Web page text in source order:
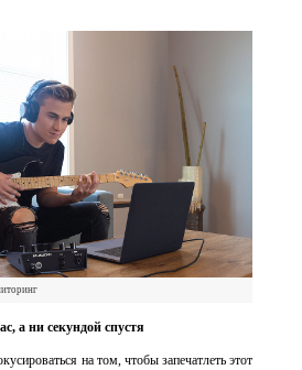
а ни секундой спустя
на том, чтобы запечатлеть этот